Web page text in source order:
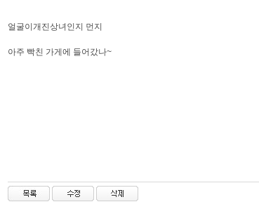
얼굴이개진상녀인지 먼지
아주 빡친 가게에 들어갔나~